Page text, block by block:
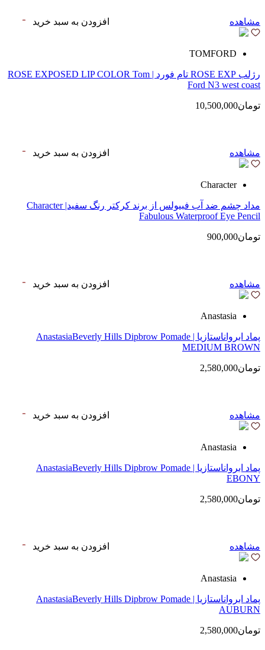
مشاهده افزودن به سبد خرید
TOMFORD
رژلب ROSE EXP تام فورد | ROSE EXPOSED LIP COLOR Tom
Ford N3 west coast
تومان10,500,000
مشاهده افزودن به سبد خرید
Character
مداد چشم ضد آب فبیولس از برند کرکتر رنگ سفید| Character
Fabulous Waterproof Eye Pencil
تومان900,000
مشاهده افزودن به سبد خرید
Anastasia
پماد ابرواناستازیا | AnastasiaBeverly Hills Dipbrow Pomade
MEDIUM BROWN
تومان2,580,000
مشاهده افزودن به سبد خرید
Anastasia
پماد ابرواناستازیا | AnastasiaBeverly Hills Dipbrow Pomade
EBONY
تومان2,580,000
مشاهده افزودن به سبد خرید
Anastasia
پماد ابرواناستازیا | AnastasiaBeverly Hills Dipbrow Pomade
AUBURN
تومان2,580,000